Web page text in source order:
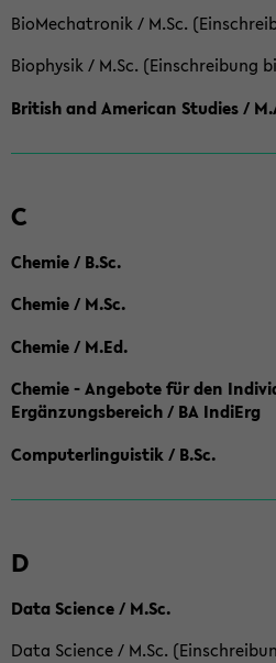
BioMechatronik / M.Sc.
Biophysik / M.Sc. (Einschreibung
British and American Studies /
C
Chemie / B.Sc.
Chemie / M.Sc.
Chemie / M.Ed.
Chemie - Angebote für den
Ergänzungsbereich / BA IndiErg
Computerlinguistik / B.Sc.
D
Data Science / M.Sc.
Data Science / M.Sc.